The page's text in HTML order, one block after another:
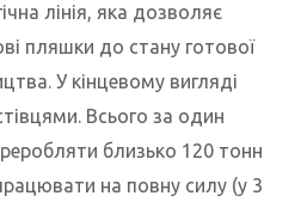
лінія, яка дозволяє
пляшки до стану готової
У кінцевому вигляді
Всього за один
близько 120 тонн
на повну силу (у 3